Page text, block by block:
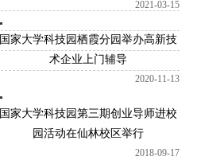
2021-03-15
国家大学科技园栖霞分园举办高新技
术企业上门辅导
2020-11-13
国家大学科技园第三期创业导师进校
园活动在仙林校区举行
2018-09-17